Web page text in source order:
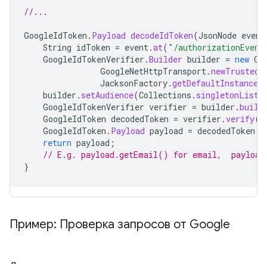
//...
GoogleIdToken . Payload decodeIdToken(JsonNode event
String idToken = event.at( "/
GoogleIdTokenVerifier .Builder builder = new
GoogleNetHttpTransport.
JacksonFactory.getDefaultInstance
builder . setAudience(Collections . singletonList
GoogleIdTokenVerifier verifier = builder .build
GoogleIdToken decodedToken = verifier .verify(
GoogleIdToken . Payload payload = decodedToken
return payload ;
// E.g. payload.getEmail() for email,
}
Пример: Проверка запросов от Google